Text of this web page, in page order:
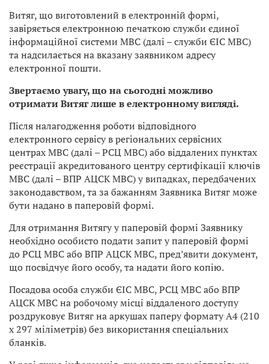
Витяг, що виготовлений в електронній формі,
завіряється електронною печаткою служби єдиної
інформаційної системи МВС (далі – служби ЄІС МВС)
та надсилається на вказану заявником адресу
електронної пошти.
Звертаємо увагу, що на сьогодні можливо
отримати Витяг лише в електронному вигляді.
Після налагодження роботи відповідного
електронного сервісу в регіональних сервісних
центрах МВС (далі – РСЦ МВС) або віддалених пунктах
реєстрації акредитованого центру сертифікації ключів
МВС (далі – ВПР АЦСК МВС) у випадках, передбачених
законодавством, та за бажанням Заявника Витяг може
бути надано в паперовій формі.
Для отримання Витягу у паперовій формі Заявнику
необхідно особисто подати запит у паперовій формі
до РСЦ МВС або ВПР АЦСК МВС, пред’явити документ,
що посвідчує його особу, та надати його копію.
Посадова особа служби ЄІС МВС, РСЦ МВС або ВПР
АЦСК МВС на робочому місці віддаленого доступу
роздруковує Витяг на аркушах паперу формату А4 (210
х 297 міліметрів) без використання спеціальних
бланків.